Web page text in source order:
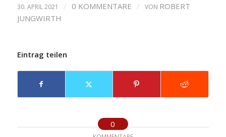
30. APRIL 2021 / 0 KOMMENTARE / VON ROBERT
JUNGWIRTH
Eintrag teilen
0